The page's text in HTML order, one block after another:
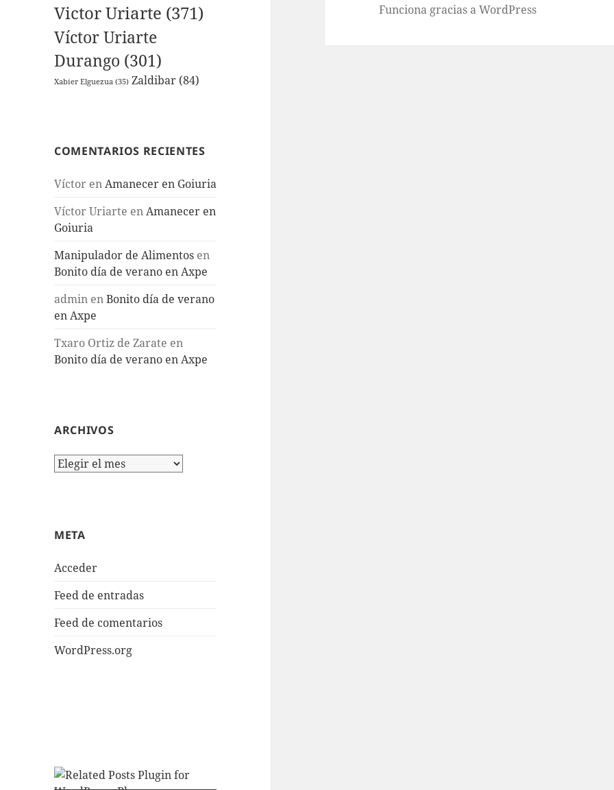
Victor Uriarte (371)
Víctor Uriarte
Durango (301)
Xabier Elguezua (35) Zaldibar (84)
COMENTARIOS RECIENTES
Víctor enAmanecer en Goiuria
Víctor Uriarte enAmanecer en
Goiuria
Manipulador de Alimentos en
Bonito día de verano en Axpe
admin enBonito día de verano
en Axpe
Txaro Ortiz de Zarate en
Bonito día de verano en Axpe
ARCHIVOS
Archivos
META
Acceder
Feed de entradas
Feed de comentarios
WordPress.org
Funciona gracias a WordPress